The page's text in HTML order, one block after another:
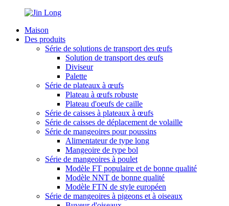
Maison
Des produits
Série de solutions de transport des œufs
Solution de transport des œufs
Diviseur
Palette
Série de plateaux à œufs
Plateau à œufs robuste
Plateau d'oeufs de caille
Série de caisses à plateaux à œufs
Série de caisses de déplacement de volaille
Série de mangeoires pour poussins
Alimentateur de type long
Mangeoire de type bol
Série de mangeoires à poulet
Modèle FT populaire et de bonne qualité
Modèle NNT de bonne qualité
Modèle FTN de style européen
Série de mangeoires à pigeons et à oiseaux